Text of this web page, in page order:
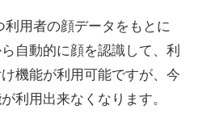
利用者の顔データをもとに
自動的に顔を認識して、利
機能が利用可能ですが、今
利用出来なくなります。